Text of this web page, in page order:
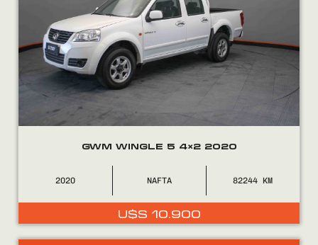
GWM WINGLE 5 4×2 2020
2020 NAFTA 82244
U$S 10.900